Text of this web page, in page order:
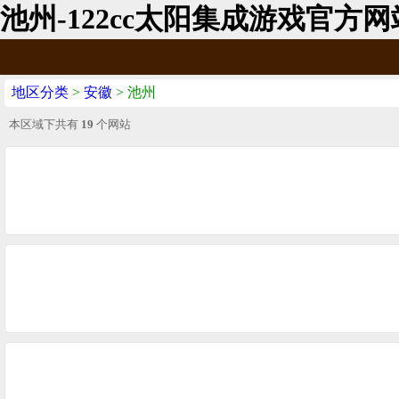
池州-122cc太阳集成游戏官方网
地区分类 > 安徽 > 池州
本区域下共有 19 个网站